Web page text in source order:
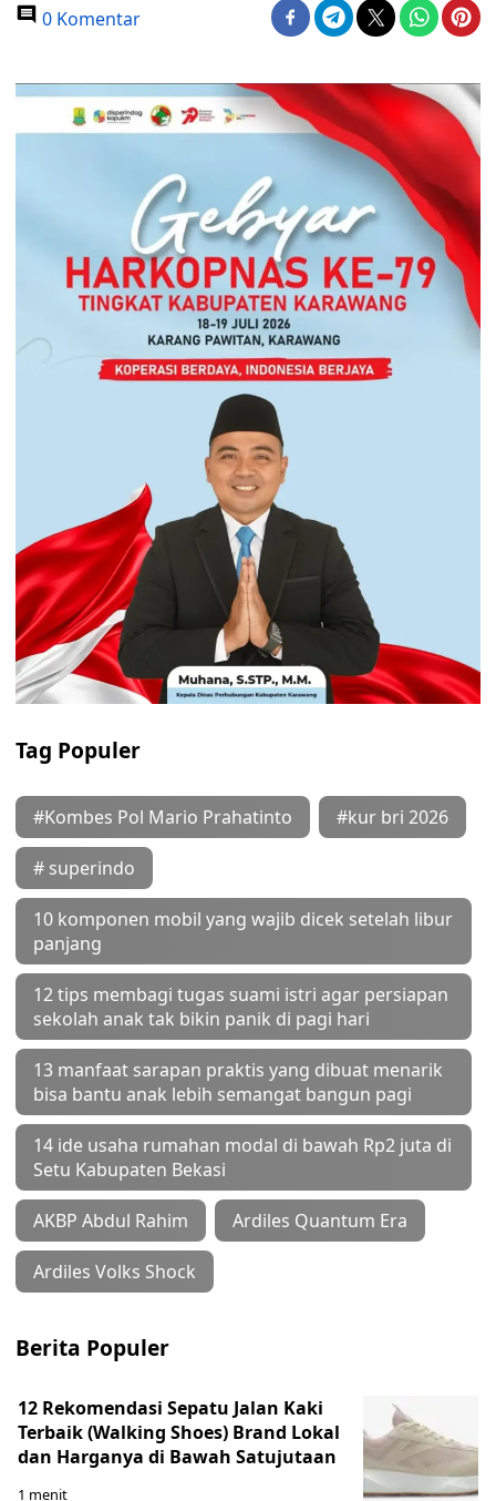
0 Komentar
Tag Populer
#Kombes Pol Mario Prahatinto #kur bri 2026
# superindo
10 komponen mobil yang wajib dicek setelah libur
panjang
12 tips membagi tugas suami istri agar persiapan
sekolah anak tak bikin panik di pagi hari
13 manfaat sarapan praktis yang dibuat menarik
bisa bantu anak lebih semangat bangun pagi
14 ide usaha rumahan modal di bawah Rp2 juta di
Setu Kabupaten Bekasi
AKBP Abdul Rahim Ardiles Quantum Era
Ardiles Volks Shock
Berita Populer
12 Rekomendasi Sepatu Jalan Kaki
Terbaik (Walking Shoes) Brand Lokal
dan Harganya di Bawah Satujutaan
1 menit